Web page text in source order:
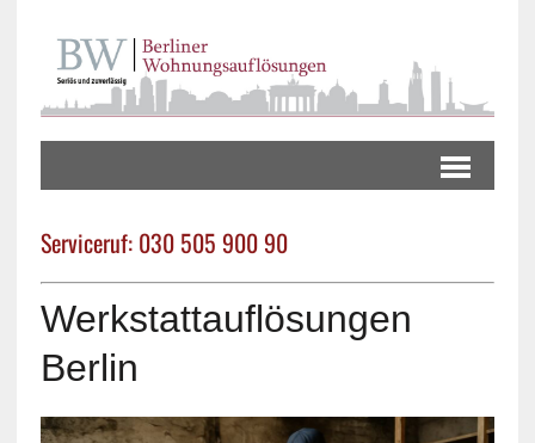
Serviceruf: 030 505 900 90
Werkstattauflösungen
Berlin